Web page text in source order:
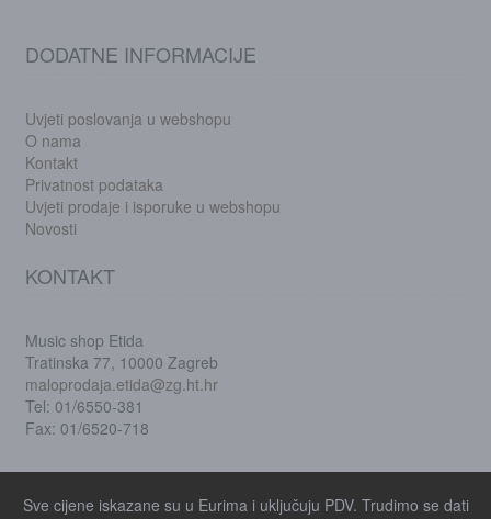
DODATNE INFORMACIJE
Uvjeti poslovanja u webshopu
O nama
Kontakt
Privatnost podataka
Uvjeti prodaje i isporuke u webshopu
Novosti
KONTAKT
Music shop Etida
Tratinska 77, 10000 Zagreb
maloprodaja.etida@zg.ht.hr
Tel: 01/6550-381
Fax: 01/6520-718
Sve cijene iskazane su u Eurima i uključuju PDV. Trudimo se dati